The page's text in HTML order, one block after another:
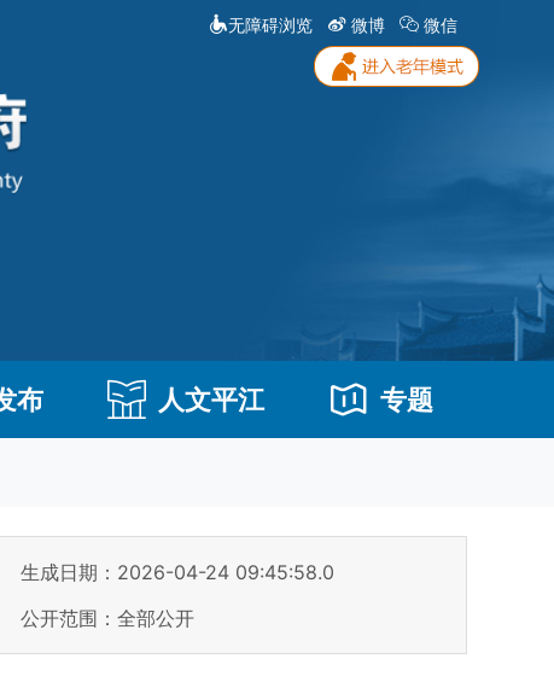
无障碍浏览 微博 微信
布 人文平江 专题
生成日期：2026-04-24 09:45:58.0
公开范围：全部公开